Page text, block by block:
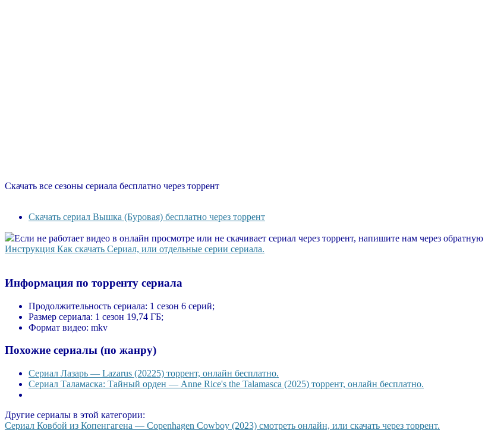
Скачать все сезоны сериала бесплатно через торрент
Скачать сериал Вышка (Буровая) бесплатно через торрент
Если не работает видео в онлайн просмотре или не скачивает сериал через торрент, напишите нам через
Инструкция Как скачать Сериал, или отдельные серии сериала.
Информация по торренту сериала
Продолжительность сериала: 1 сезон 6 серий;
Размер сериала: 1 сезон 19,74 ГБ;
Формат видео: mkv
Похожие сериалы (по жанру)
Сериал Лазарь — Lazarus (20225) торрент, онлайн бесплатно.
Сериал Таламаска: Тайный орден — Anne Rice's the Talamasca (2025) торрент, онлайн бесплатно.
Другие сериалы в этой категории:
Сериал Ковбой из Копенгагена — Copenhagen Cowboy (2023) смотреть онлайн, или скачать через торрент.